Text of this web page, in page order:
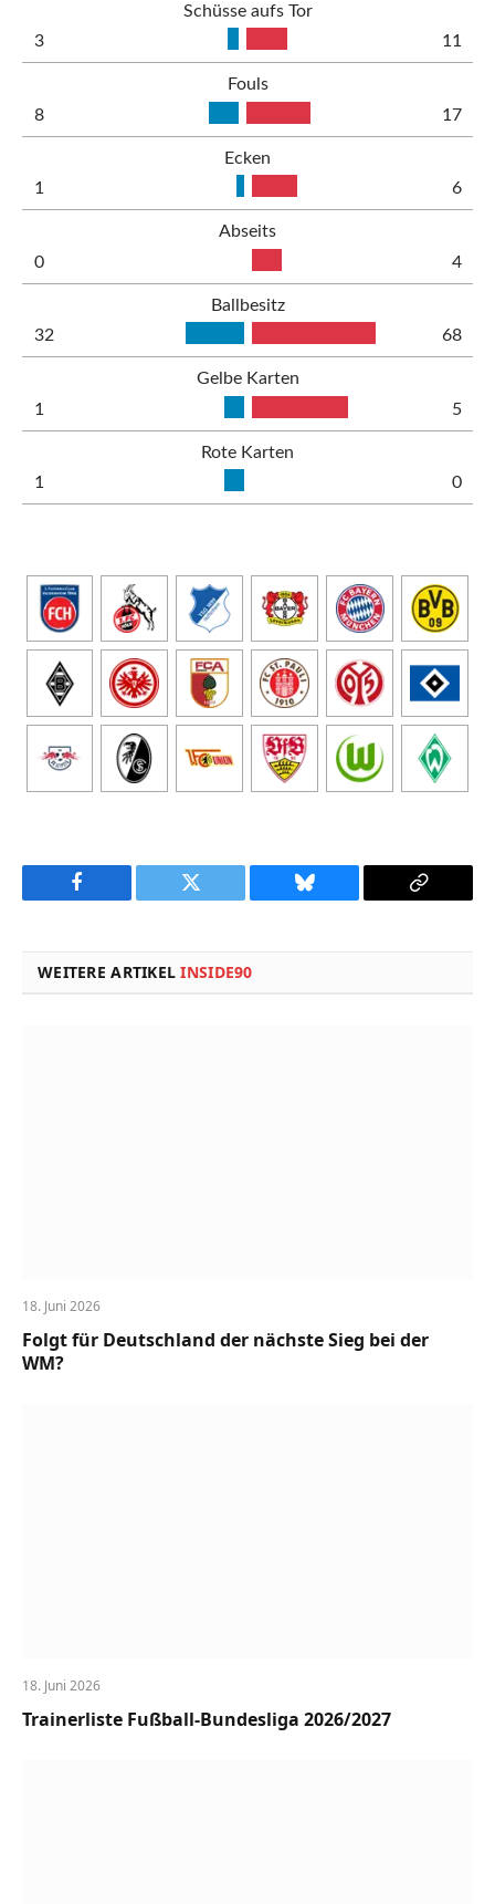
Schüsse aufs Tor
3
11
Fouls
8
17
Ecken
1
6
Abseits
0
4
Ballbesitz
32
68
Gelbe Karten
1
5
Rote Karten
1
0
Facebook Twitter Bluesky
Copy
WEITERE ARTIKELINSIDE90
18. Juni 2026
Folgt für Deutschland der nächste Sieg bei der
WM?
18. Juni 2026
Trainerliste Fußball-Bundesliga 2026/2027